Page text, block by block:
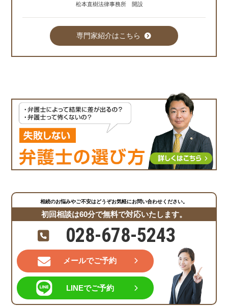
松本直樹法律事務所 開設
専門家紹介はこちら
相続のお悩みやご不安はどうぞお気軽にお問い合わせください。
初回相談は60分で無料で対応いたします。
028-678-5243
メールでご予約
LINEでご予約